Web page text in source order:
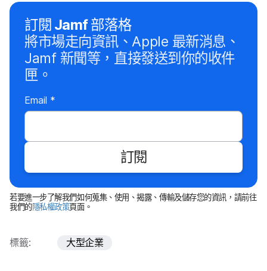
訂閱 Jamf部​落格
將​市場​走向​資訊、 Apple 最​新​消息、
Jamf 新聞​等，​直接​發送​到​你​的​收件​
匣。
Email *必
填
欄
訂閱
若​要​進一步​了​解​我們​如何​蒐集、​使用、​揭露、​傳輸​及​儲存您​的​資訊，​請​前往​
我們​的隱私權​政策頁面。
標籤: 大型企業